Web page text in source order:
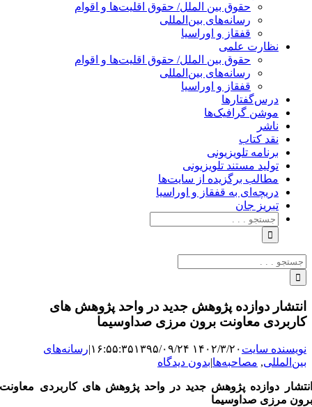
حقوق بین الملل/ حقوق اقلیت‌ها و اقوام
رسانه‌های بین‌المللی
قفقاز و اوراسیا
نظارت علمی
حقوق بین الملل/ حقوق اقلیت‌ها و اقوام
رسانه‌های بین‌المللی
قفقاز و اوراسیا
درس‌گفتارها
موشن گرافیک‌ها
ناشر
نقد کتاب
برنامه‌ تلویزیونی
تولید مستند تلویزیونی
مطالب برگزیده از سایت‌ها
دریچه‌ای به قفقاز و اوراسیا
تبریزِ جان
جستجو
برای:
جستجو
برای:
انتشار دوازده پژوهش جدید در واحد پژوهش های
کاربردی معاونت برون مرزی صداوسیما
نویسنده سایت ۱۴۰۲/۳/۲۰ ۱۶:۵۵:۳۵ ۱۳۹۵/۰۹/۲۴ |رسانه‌های
بین‌المللی, مصاحبه‌ها|بدون دیدگاه
انتشار دوازده پژوهش جدید در واحد پژوهش های کاربردی معاونت
برون مرزی صداوسیما